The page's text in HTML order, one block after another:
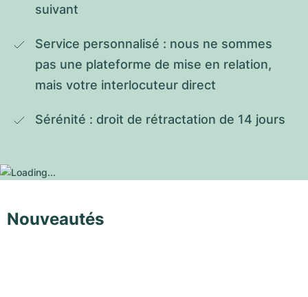
suivant
Service personnalisé : nous ne sommes
pas une plateforme de mise en relation,
mais votre interlocuteur direct
Sérénité : droit de rétractation de 14 jours
Nouveautés